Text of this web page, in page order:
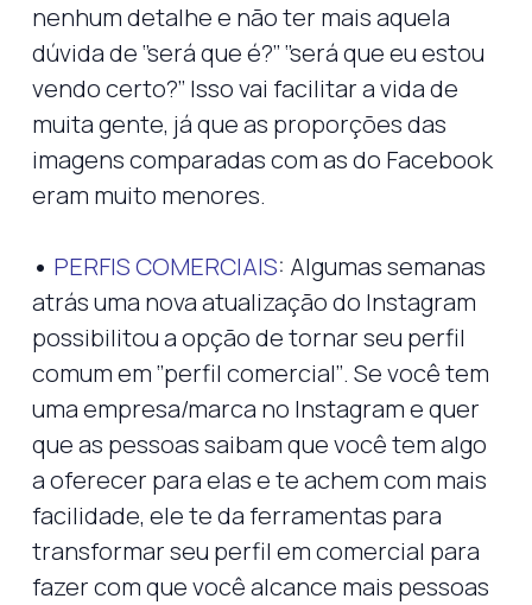
nenhum detalhe e não ter mais aquela
dúvida de ‘’será que é?’’ ‘’será que eu estou
vendo certo?’’ Isso vai facilitar a vida de
muita gente, já que as proporções das
imagens comparadas com as do Facebook
eram muito menores.
• PERFIS COMERCIAIS: Algumas semanas
atrás uma nova atualização do Instagram
possibilitou a opção de tornar seu perfil
comum em ‘’perfil comercial’’. Se você tem
uma empresa/marca no Instagram e quer
que as pessoas saibam que você tem algo
a oferecer para elas e te achem com mais
facilidade, ele te da ferramentas para
transformar seu perfil em comercial para
fazer com que você alcance mais pessoas